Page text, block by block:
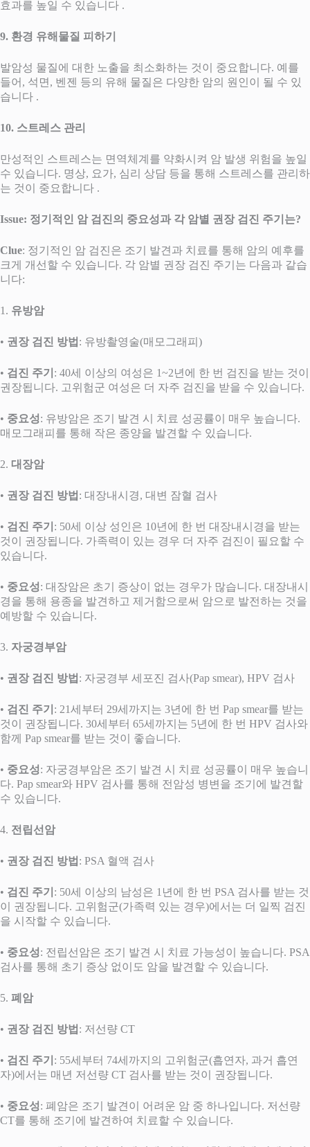
효과를 높일 수 있습니다 .
9. 환경 유해물질 피하기
발암성 물질에 대한 노출을 최소화하는 것이 중요합니다. 예를
들어, 석면, 벤젠 등의 유해 물질은 다양한 암의 원인이 될 수 있
습니다 .
10. 스트레스 관리
만성적인 스트레스는 면역체계를 약화시켜 암 발생 위험을 높일
수 있습니다. 명상, 요가, 심리 상담 등을 통해 스트레스를 관리하
는 것이 중요합니다 .
Issue: 정기적인 암 검진의 중요성과 각 암별 권장 검진 주기는?
Clue: 정기적인 암 검진은 조기 발견과 치료를 통해 암의 예후를
크게 개선할 수 있습니다. 각 암별 권장 검진 주기는 다음과 같습
니다:
1. 유방암
• 권장 검진 방법 : 유방촬영술(매모그래피)
• 검진 주기 : 40세 이상의 여성은 1~2년에 한 번 검진을 받는 것이
권장됩니다. 고위험군 여성은 더 자주 검진을 받을 수 있습니다.
• 중요성: 유방암은 조기 발견 시 치료 성공률이 매우 높습니다.
매모그래피를 통해 작은 종양을 발견할 수 있습니다.
2. 대장암
• 권장 검진 방법 : 대장내시경, 대변 잠혈 검사
• 검진 주기 : 50세 이상 성인은 10년에 한 번 대장내시경을 받는
것이 권장됩니다. 가족력이 있는 경우 더 자주 검진이 필요할 수
있습니다.
• 중요성: 대장암은 초기 증상이 없는 경우가 많습니다. 대장내시
경을 통해 용종을 발견하고 제거함으로써 암으로 발전하는 것을
예방할 수 있습니다.
3. 자궁경부암
• 권장 검진 방법 : 자궁경부 세포진 검사(Pap smear), HPV 검사
• 검진 주기 : 21세부터 29세까지는 3년에 한 번 Pap smear를 받는
것이 권장됩니다. 30세부터 65세까지는 5년에 한 번 HPV 검사와
함께 Pap smear를 받는 것이 좋습니다.
• 중요성: 자궁경부암은 조기 발견 시 치료 성공률이 매우 높습니
다. Pap smear와 HPV 검사를 통해 전암성 병변을 조기에 발견할
수 있습니다.
4. 전립선암
• 권장 검진 방법 : PSA 혈액 검사
• 검진 주기 : 50세 이상의 남성은 1년에 한 번 PSA 검사를 받는 것
이 권장됩니다. 고위험군(가족력 있는 경우)에서는 더 일찍 검진
을 시작할 수 있습니다.
• 중요성: 전립선암은 조기 발견 시 치료 가능성이 높습니다. PSA
검사를 통해 초기 증상 없이도 암을 발견할 수 있습니다.
5. 폐암
• 권장 검진 방법 : 저선량 CT
• 검진 주기 : 55세부터 74세까지의 고위험군(흡연자, 과거 흡연
자)에서는 매년 저선량 CT 검사를 받는 것이 권장됩니다.
• 중요성: 폐암은 조기 발견이 어려운 암 중 하나입니다. 저선량
CT를 통해 조기에 발견하여 치료할 수 있습니다.